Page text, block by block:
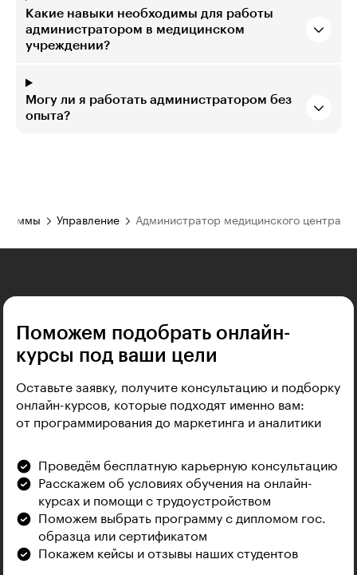
Какие навыки необходимы для работы
администратором в медицинском
учреждении?
Могу ли я работать администратором без
опыта?
Управление Администратор медицинского центра
Поможем подобрать онлайн-
курсы под ваши цели
Оставьте заявку, получите консультацию и подборку
онлайн-курсов, которые подходят именно вам:
от программирования до маркетинга и аналитики
Проведём бесплатную карьерную консультацию
Расскажем об условиях обучения на онлайн-
курсах и помощи с трудоустройством
Поможем выбрать программу с дипломом гос.
образца или сертификатом
Покажем кейсы и отзывы наших студентов